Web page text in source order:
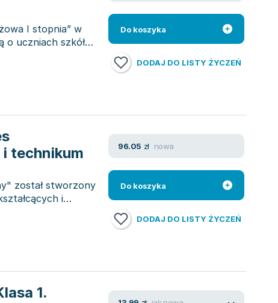
I stopnia” w
o uczniach szkół
Do koszyka
DODAJ DO LISTY ŻYCZEŃ
technikum
został stworzony
i
96.05 zł nowa
Do koszyka
DODAJ DO LISTY ŻYCZEŃ
1.